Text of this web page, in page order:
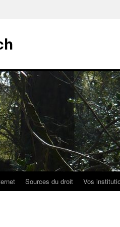
Sources du droit Vos